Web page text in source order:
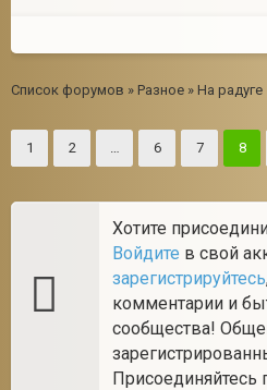
Список форумов » Разное » На радуге
1 2 … 6 7 8
Хотите
Войдите в свой
зарегистрируйтесь
комментарии и
сообщества!
Присоединяйтесь